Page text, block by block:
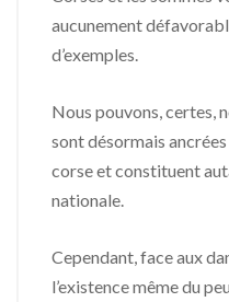
aucunement
d’exemples.
Nous pouvons, certes,
sont désormais
corse et constituent
nationale.
Cependant, face aux
l’existence même du